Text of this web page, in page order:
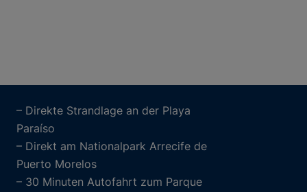
– Direkte Strandlage an der Playa
Paraíso
– Direkt am Nationalpark Arrecife de
Puerto Morelos
– 30 Minuten Autofahrt zum Parque